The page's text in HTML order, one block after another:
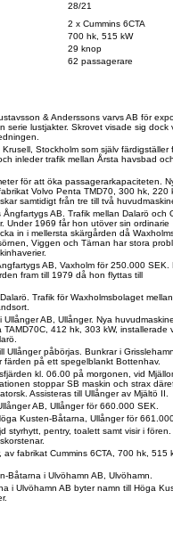
28/21
2 x Cummins 6CTA
700 hk, 515 kW
29 knop
62 passagerare
& Anderssons varvs AB för
serie lustjakter. Skrovet visade sig dock
Stockholm som själv färdigställer
inleder trafik mellan Årsta havsbad
för att öka passagerarkapaciteten.
Volvo Penta TMD70, 300 hk, 220
samtidigt från tre till två
Ångfartygs AB. Trafik mellan Dalarö och
Under 1969 får hon utöver sin ordinarie
in i mellersta skärgården då
Viggen och Tärnan har stora
AB, Vaxholm för 250.000 SEK.
fram till 1979 då hon flyttas till
Trafik för Waxholmsbolaget mellan
Ullånger AB, Ullånger. Nya
TAMD70C, 412 hk, 303 kW, installerade
Ullånger påbörjas. Bunkrar i
färden på ett spegelblankt Bottenhav.
kl. 06.00 på morgonen, vid
stoppar SB maskin och strax
Assisteras till Ullånger av Mjältö II.
AB, Ullånger för 660.000 SEK.
Kusten-Båtarna, Ullånger för
styrhytt, pentry, toalett samt visir i
av fabrikat Cummins 6CTA, 700 hk, 515
Båtarna i Ulvöhamn AB, Ulvöhamn.
i Ulvöhamn AB byter namn till Höga